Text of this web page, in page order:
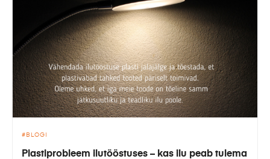
BLOGI
Plastiprobleem ilutööstuses – kas ilu peab tulema